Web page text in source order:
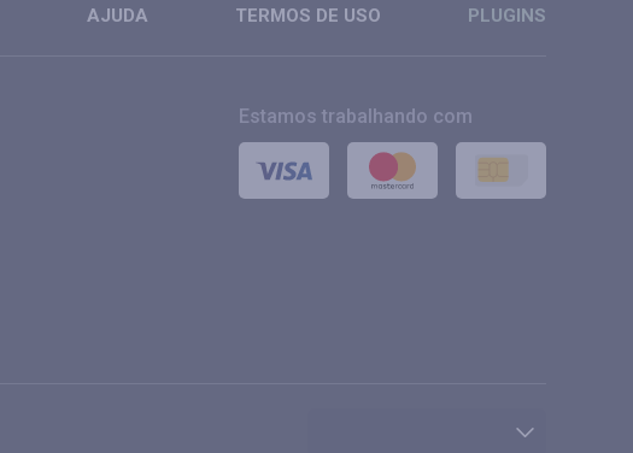
AJUDA TERMOS DE USO PLUGINS
Estamos trabalhando com